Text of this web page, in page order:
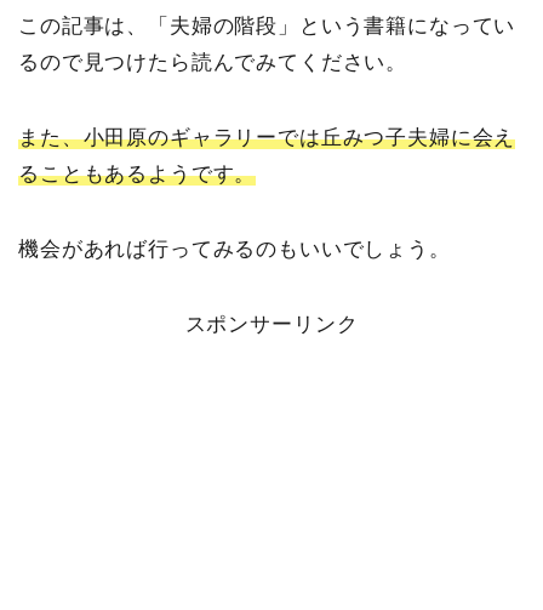
この記事は、「夫婦の階段」という書籍になってい
るので見つけたら読んでみてください。
また、小田原のギャラリーでは丘みつ子夫婦に会え
ることもあるようです。
機会があれば行ってみるのもいいでしょう。
スポンサーリンク